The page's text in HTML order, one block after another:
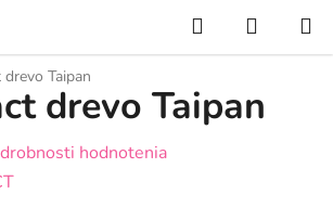
Hľadať
KOŠÍK
Taipan
drevo Taipan
hodnotenia